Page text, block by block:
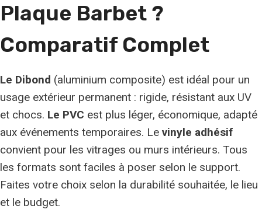
Plaque Barbet ?
Comparatif Complet
Le Dibond (aluminium composite) est idéal pour un
usage extérieur permanent : rigide, résistant aux UV
et chocs. Le PVC est plus léger, économique, adapté
aux événements temporaires. Le vinyle adhésif
convient pour les vitrages ou murs intérieurs. Tous
les formats sont faciles à poser selon le support.
Faites votre choix selon la durabilité souhaitée, le lieu
et le budget.